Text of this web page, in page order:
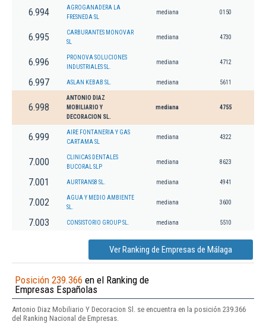
6.994
AGROGANADERA LA
FRESNEDA SL
mediana 0150
6.995
CARBURANTES MONOVAR
SL
mediana 4730
6.996
PRONOVA SOLUCIONES
INDUSTRIALES SL.
mediana 4712
6.997 ASLAN KEBAB SL. mediana 5611
6.998
ANTONIO DIAZ
MOBILIARIO Y
DECORACION SL.
mediana 4755
6.999
AIRE FONTANERIA Y GAS
CARTAMA SL
mediana 4322
7.000
CLINICAS DENTALES
BUCORAL SLP
mediana 8623
7.001 AURTRANS8 SL. mediana 4941
7.002
AGUA Y MEDIO AMBIENTE
SL.
mediana 3600
7.003 CONSISTORIO GROUP SL. mediana 5510
Ver Ranking de Empresas de Málaga
Posición 239.366 en el Ranking de
Empresas Españolas
Antonio Diaz Mobiliario Y Decoracion Sl. se encuentra en la posición 239.366
del Ranking Nacional de Empresas.